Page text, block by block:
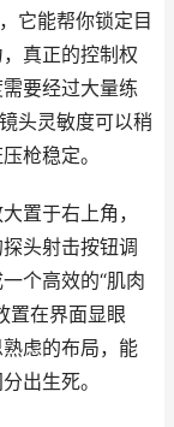
它能帮你锁定目
真正的控制权
要经过大量练
头灵敏度可以稍
枪稳定。
置于右上角，
头射击按钮调
个高效的“肌肉
置在界面显眼
虑的布局，能
出生死。